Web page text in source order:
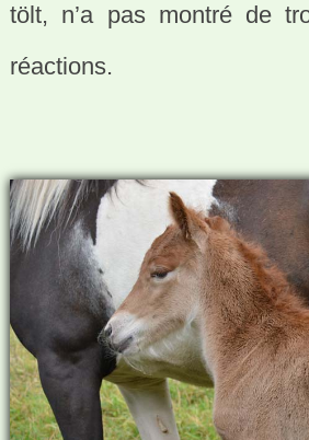
tölt, n’a pas montré de
réactions.